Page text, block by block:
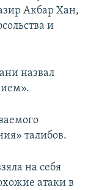
Акбар Хан,
и
назвал
талибов.
на себя
атаки в